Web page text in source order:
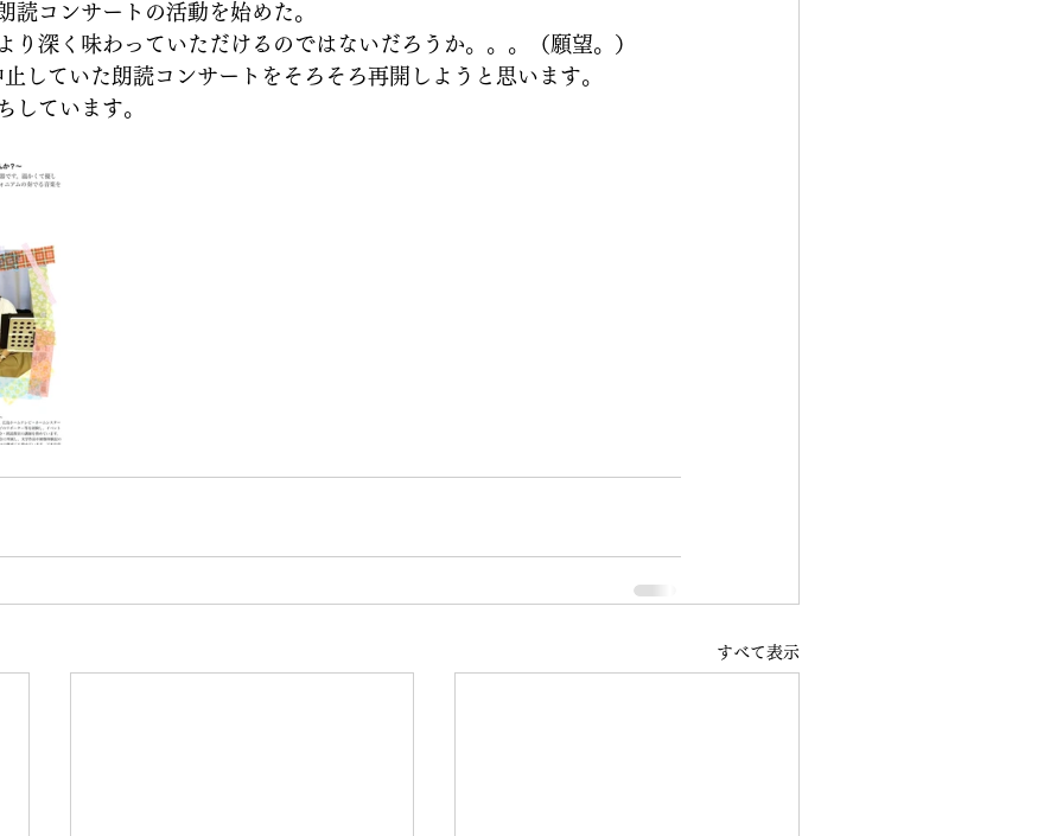
読コンサートの活動を始めた。
り深く味わっていただけるのではないだろうか。。。（願望。）
していた朗読コンサートをそろそろ再開しようと思います。
しています。
すべて表示